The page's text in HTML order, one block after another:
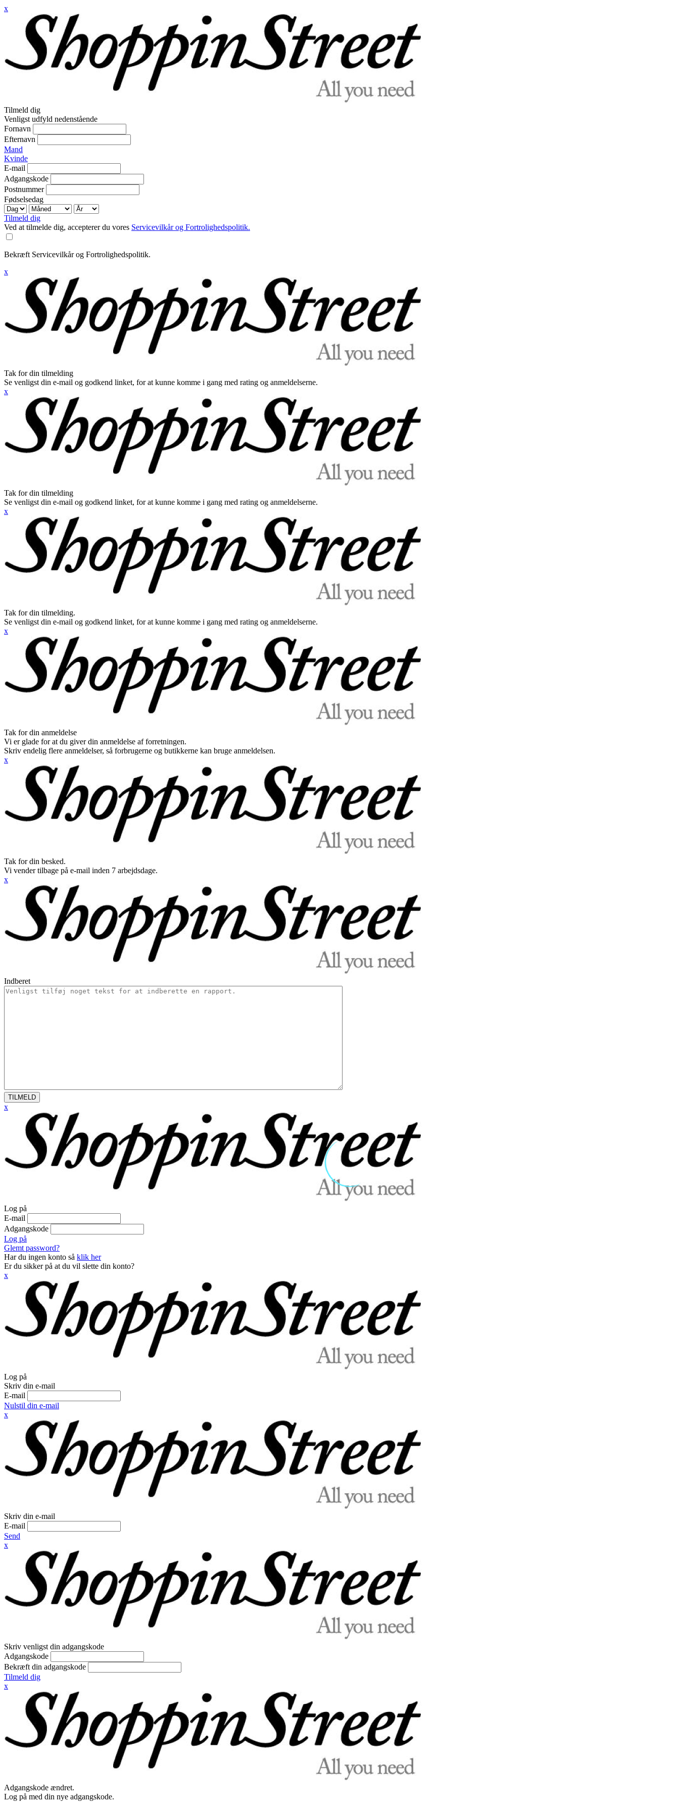
x
Tilmeld dig
Venligst udfyld nedenstående
Fornavn
Efternavn
Mand
Kvinde
E-mail
Adgangskode
Postnummer
Fødselsedag
Tilmeld dig
Ved at tilmelde dig, accepterer du vores Servicevilkår og Fortrolighedspolitik.
Bekræft Servicevilkår og Fortrolighedspolitik.
x
Tak for din tilmelding
Se venligst din e-mail og godkend linket, for at kunne komme i gang med rating og anmeldelserne.
x
Tak for din tilmelding
Se venligst din e-mail og godkend linket, for at kunne komme i gang med rating og anmeldelserne.
x
Tak for din tilmelding.
Se venligst din e-mail og godkend linket, for at kunne komme i gang med rating og anmeldelserne.
x
Tak for din anmeldelse
Vi er glade for at du giver din anmeldelse af forretningen.
Skriv endelig flere anmeldelser, så forbrugerne og butikkerne kan bruge anmeldelsen.
x
Tak for din besked.
Vi vender tilbage på e-mail inden 7 arbejdsdage.
x
Indberet
TILMELD
x
Log på
E-mail
Adgangskode
Log på
Glemt password?
Har du ingen konto så klik her
Er du sikker på at du vil slette din konto?
x
Log på
Skriv din e-mail
E-mail
Nulstil din e-mail
x
Skriv din e-mail
E-mail
Send
x
Skriv venligst din adgangskode
Adgangskode
Bekræft din adgangskode
Tilmeld dig
x
Adgangskode ændret.
Log på med din nye adgangskode.